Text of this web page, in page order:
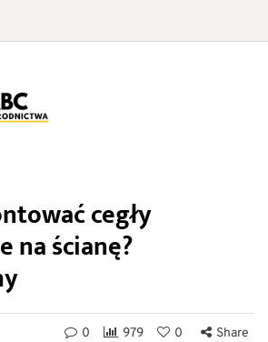
cegły
na ścianę?
0 979 0 Share